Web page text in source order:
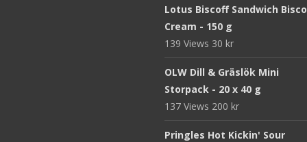
Lotus Biscoff Sandwich
Cream - 150 g
139 Views 30 kr
OLW Dill & Gräslök Mini
Storpack - 20 x 40 g
137 Views 200 kr
Pringles Hot Kickin' Sour